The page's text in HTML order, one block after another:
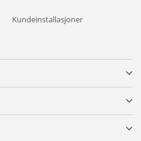
Kundeinstallasjoner